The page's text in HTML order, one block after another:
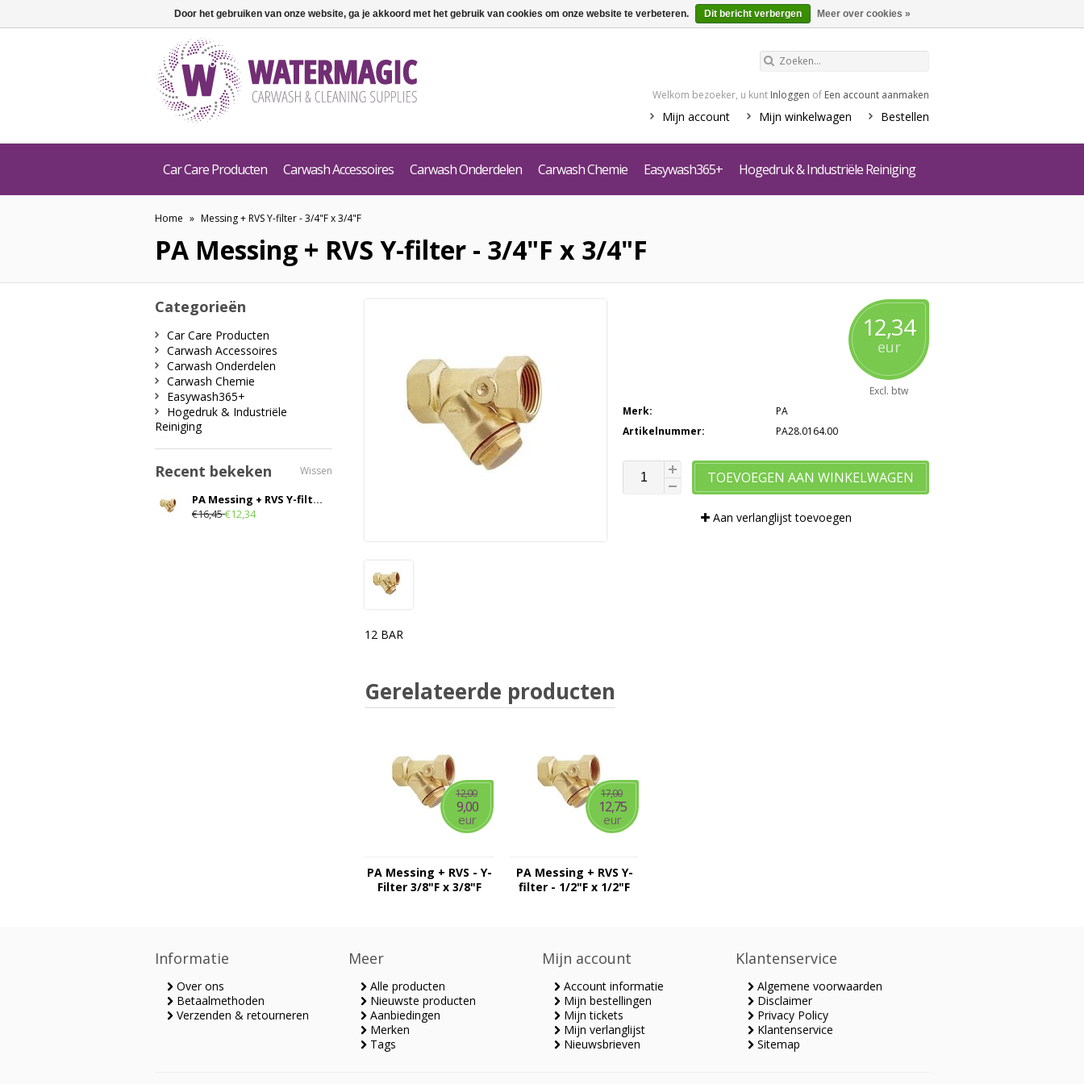
Welkom bezoeker, u kunt Inloggen of Een account aanmaken
Mijn account Mijn winkelwagen Bestellen
Car Care Producten Carwash Accessoires Carwash Onderdelen Carwash Chemie Easywash365+ Hogedruk & Industriële Reiniging
Home » Messing + RVS Y-filter - 3/4"F x 3/4"F
PA Messing + RVS Y-filter - 3/4"F x 3/4"F
12,34
eur
Excl. btw
Merk:
PA
Artikelnummer:
PA28.0164.00
TOEVOEGEN AAN WINKELWAGEN
Aan verlanglijst toevoegen
12 BAR
Gerelateerde producten
12,00
9,00
eur
PA Messing + RVS - Y-
Filter 3/8"F x 3/8"F
17,00
12,75
eur
PA Messing + RVS Y-
filter - 1/2"F x 1/2"F
Categorieën
Car Care Producten
Carwash Accessoires
Carwash Onderdelen
Carwash Chemie
Easywash365+
Hogedruk & Industriële
Reiniging
Recent bekeken Wissen
PA Messing + RVS Y-filter - 3/4"F x 3/4"F
€16,45€12,34
Informatie
Over ons
Betaalmethoden
Verzenden & retourneren
Meer
Alle producten
Nieuwste producten
Aanbiedingen
Merken
Tags
Mijn account
Account informatie
Mijn bestellingen
Mijn tickets
Mijn verlanglijst
Nieuwsbrieven
Klantenservice
Algemene voorwaarden
Disclaimer
Privacy Policy
Klantenservice
Sitemap
Door het gebruiken van onze website, ga je akkoord met het gebruik van cookies om onze website te verbeteren. Dit bericht verbergen Meer over cookies »